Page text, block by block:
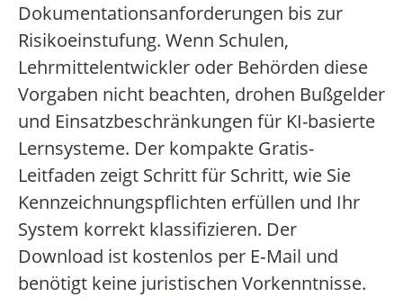
Dokumentationsanforderungen bis zur
Risikoeinstufung. Wenn Schulen,
Lehrmittelentwickler oder Behörden diese
Vorgaben nicht beachten, drohen Bußgelder
und Einsatzbeschränkungen für KI-basierte
Lernsysteme. Der kompakte Gratis-
Leitfaden zeigt Schritt für Schritt, wie Sie
Kennzeichnungspflichten erfüllen und Ihr
System korrekt klassifizieren. Der
Download ist kostenlos per E‑Mail und
benötigt keine juristischen Vorkenntnisse.